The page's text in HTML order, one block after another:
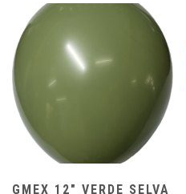
GMEX 12″ VERDE SELVA